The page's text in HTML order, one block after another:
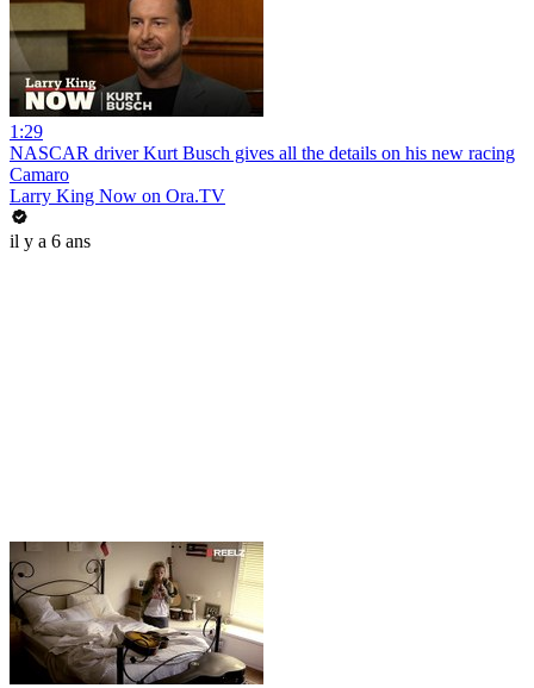
1:29
NASCAR driver Kurt Busch gives all the details on his new racing
Camaro
Larry King Now on Ora.TV
il y a 6 ans